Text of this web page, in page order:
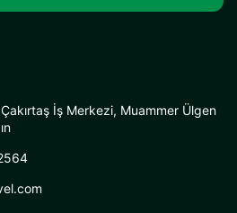
İş Merkezi, Muammer Ülgen